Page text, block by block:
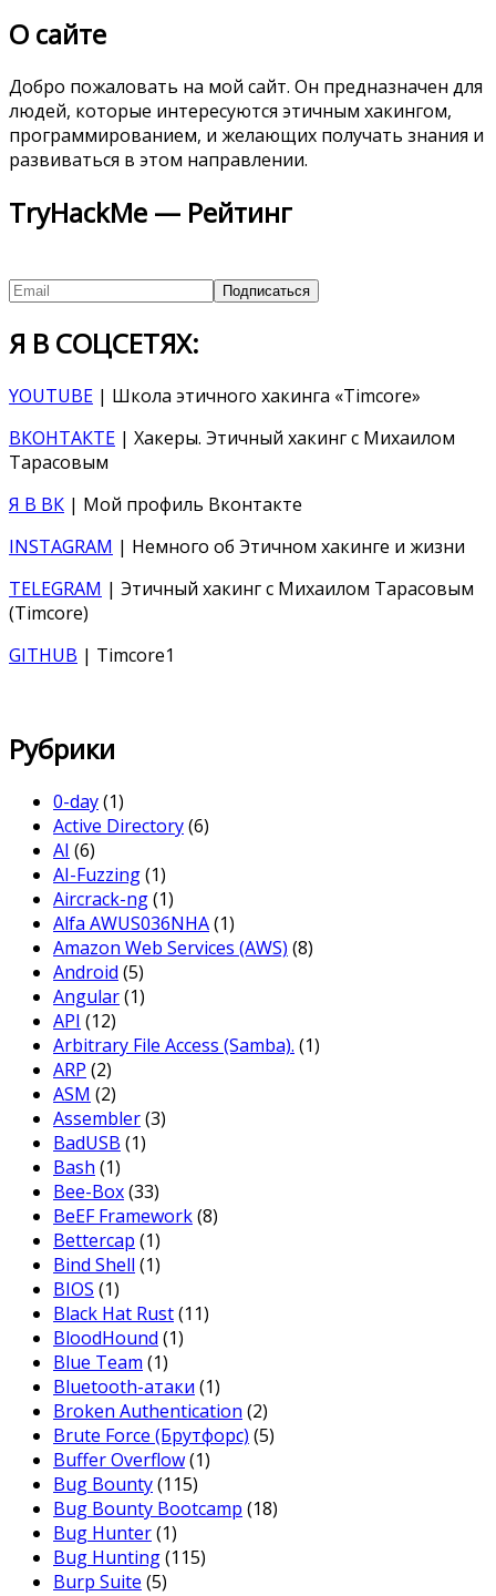
О сайте
Добро пожаловать на мой сайт. Он предназначен для
людей, которые интересуются этичным хакингом,
программированием, и желающих получать знания и
развиваться в этом направлении.
TryHackMe — Рейтинг
Я В СОЦСЕТЯХ:
YOUTUBE | Школа этичного хакинга «Timcore»
ВКОНТАКТЕ | Хакеры. Этичный хакинг с Михаилом
Тарасовым
Я В ВК | Мой профиль Вконтакте
INSTAGRAM | Немного об Этичном хакинге и жизни
TELEGRAM | Этичный хакинг с Михаилом Тарасовым
(Timcore)
GITHUB | Timcore1
Рубрики
0-day(1)
Active Directory(6)
AI (6)
AI-Fuzzing(1)
Aircrack-ng(1)
Alfa AWUS036NHA(1)
Amazon Web Services (AWS) (8)
Android (5)
Angular(1)
API (12)
Arbitrary File Access (Samba). (1)
ARP (2)
ASM (2)
Assembler(3)
BadUSB (1)
Bash (1)
Bee-Box(33)
BeEF Framework(8)
Bettercap (1)
Bind Shell (1)
BIOS (1)
Black Hat Rust(11)
BloodHound (1)
Blue Team (1)
Bluetooth-атаки (1)
Broken Authentication (2)
Brute Force (Брутфорс) (5)
Buffer Overflow(1)
Bug Bounty(115)
Bug Bounty Bootcamp (18)
Bug Hunter(1)
Bug Hunting(115)
Burp Suite (5)